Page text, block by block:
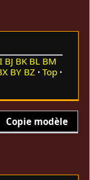
BJ BK BL BM
BY BZ
Top
Copie modèle